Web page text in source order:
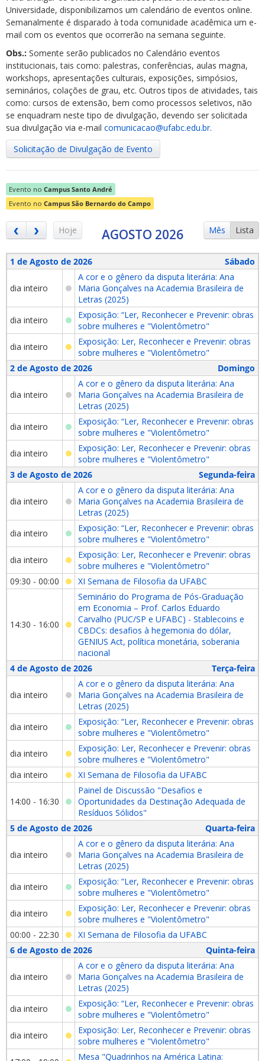
Universidade, disponibilizamos um calendário de eventos online.
Semanalmente é disparado à toda comunidade acadêmica um e-
mail com os eventos que ocorrerão na semana seguinte.
Obs.: Somente serão publicados no Calendário eventos
institucionais, tais como: palestras, conferências, aulas magna,
workshops, apresentações culturais, exposições, simpósios,
seminários, colações de grau, etc. Outros tipos de atividades, tais
como: cursos de extensão, bem como processos seletivos, não
se enquadram neste tipo de divulgação, devendo ser solicitada
sua divulgação via e-mail comunicacao@ufabc.edu.br.
Solicitação de Divulgação de Evento
Evento no Campus Santo André
Evento no Campus São Bernardo do Campo
Hoje Mês Lista
AGOSTO 2026
1 de Agosto de 2026 Sábado
dia inteiro
A cor e o gênero da disputa literária: Ana
Maria Gonçalves na Academia Brasileira de
Letras (2025)
dia inteiro
Exposição: “Ler, Reconhecer e Prevenir: obras
sobre mulheres e "Violentômetro"
dia inteiro
Exposição: Ler, Reconhecer e Prevenir: obras
sobre mulheres e "Violentômetro"
2 de Agosto de 2026
Domingo
dia inteiro
A cor e o gênero da disputa literária: Ana
Maria Gonçalves na Academia Brasileira de
Letras (2025)
dia inteiro
Exposição: “Ler, Reconhecer e Prevenir: obras
sobre mulheres e "Violentômetro"
dia inteiro
Exposição: Ler, Reconhecer e Prevenir: obras
sobre mulheres e "Violentômetro"
3 de Agosto de 2026
Segunda-feira
dia inteiro
A cor e o gênero da disputa literária: Ana
Maria Gonçalves na Academia Brasileira de
Letras (2025)
dia inteiro
Exposição: “Ler, Reconhecer e Prevenir: obras
sobre mulheres e "Violentômetro"
dia inteiro
Exposição: Ler, Reconhecer e Prevenir: obras
sobre mulheres e "Violentômetro"
09:30 - 00:00
XI Semana de Filosofia da UFABC
14:30 - 16:00
Seminário do Programa de Pós-Graduação
em Economia – Prof. Carlos Eduardo
Carvalho (PUC/SP e UFABC) - Stablecoins e
CBDCs: desafios à hegemonia do dólar,
GENIUS Act, política monetária, soberania
nacional
4 de Agosto de 2026
Terça-feira
dia inteiro
A cor e o gênero da disputa literária: Ana
Maria Gonçalves na Academia Brasileira de
Letras (2025)
dia inteiro
Exposição: “Ler, Reconhecer e Prevenir: obras
sobre mulheres e "Violentômetro"
dia inteiro
Exposição: Ler, Reconhecer e Prevenir: obras
sobre mulheres e "Violentômetro"
dia inteiro
XI Semana de Filosofia da UFABC
14:00 - 16:30
Painel de Discussão "Desafios e
Oportunidades da Destinação Adequada de
Resíduos Sólidos"
5 de Agosto de 2026
Quarta-feira
dia inteiro
A cor e o gênero da disputa literária: Ana
Maria Gonçalves na Academia Brasileira de
Letras (2025)
dia inteiro
Exposição: “Ler, Reconhecer e Prevenir: obras
sobre mulheres e "Violentômetro"
dia inteiro
Exposição: Ler, Reconhecer e Prevenir: obras
sobre mulheres e "Violentômetro"
00:00 - 22:30
XI Semana de Filosofia da UFABC
6 de Agosto de 2026
Quinta-feira
dia inteiro
A cor e o gênero da disputa literária: Ana
Maria Gonçalves na Academia Brasileira de
Letras (2025)
dia inteiro
Exposição: “Ler, Reconhecer e Prevenir: obras
sobre mulheres e "Violentômetro"
dia inteiro
Exposição: Ler, Reconhecer e Prevenir: obras
sobre mulheres e "Violentômetro"
Mesa "Quadrinhos na América Latina: